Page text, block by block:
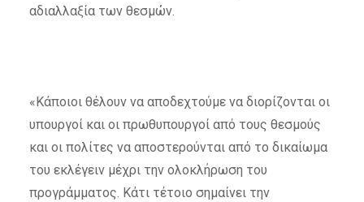
αδιαλλαξία των θεσμών.
«Κάποιοι θέλουν να αποδεχτούμε να διορίζονται οι
υπουργοί και οι πρωθυπουργοί από τους θεσμούς
και οι πολίτες να αποστερούνται από το δικαίωμα
του εκλέγειν μέχρι την ολοκλήρωση του
προγράμματος. Κάτι τέτοιο σημαίνει την